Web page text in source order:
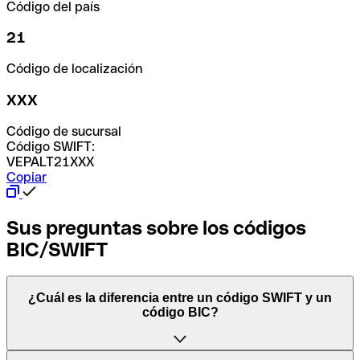
Código del país
21
Código de localización
XXX
Código de sucursal
Código SWIFT:
VEPALT21XXX
Copiar
Sus preguntas sobre los códigos
BIC/SWIFT
¿Cuál es la diferencia entre un código SWIFT y un
código BIC?